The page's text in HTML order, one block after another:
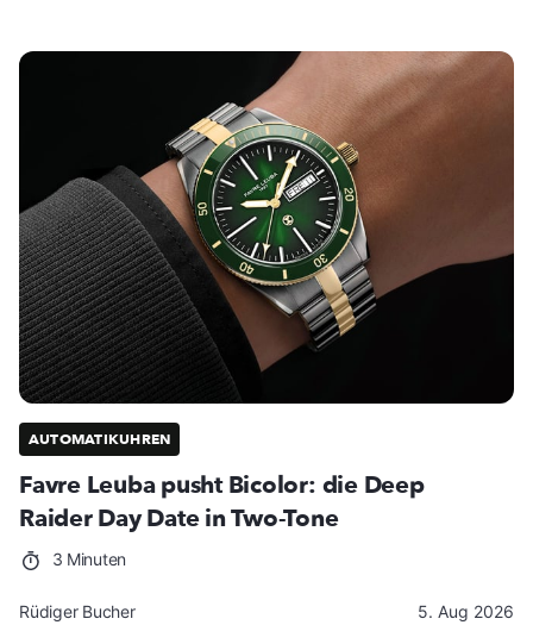
AUTOMATIKUHREN
Favre Leuba pusht Bicolor: die Deep
Raider Day Date in Two-Tone
3 Minuten
Rüdiger Bucher 5. Aug 2026